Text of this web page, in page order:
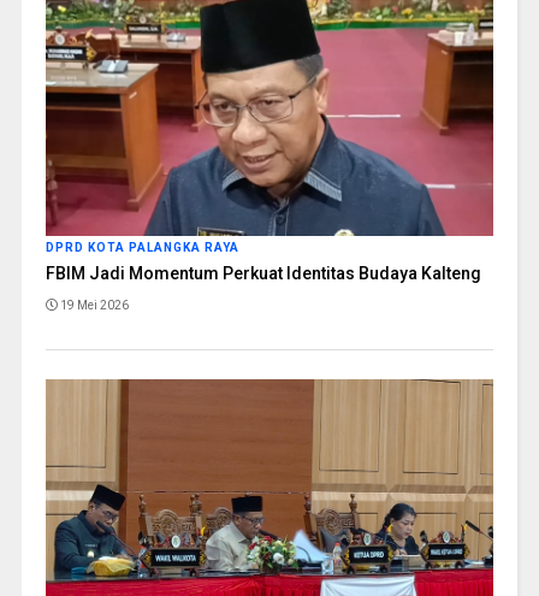
DPRD KOTA PALANGKA RAYA
FBIM Jadi Momentum Perkuat Identitas Budaya Kalteng
19 Mei 2026